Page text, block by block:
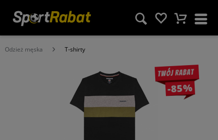
Odzież męska T-shirty
Twój rabat
-85%